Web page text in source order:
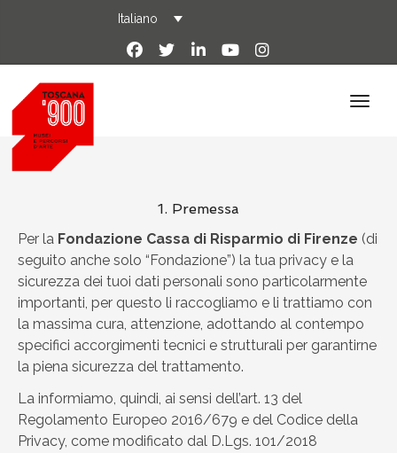
Italiano
1. Premessa
Per la Fondazione Cassa di Risparmio di Firenze (di
seguito anche solo “Fondazione”) la tua privacy e la
sicurezza dei tuoi dati personali sono particolarmente
importanti, per questo li raccogliamo e li trattiamo con
la massima cura, attenzione, adottando al contempo
specifici accorgimenti tecnici e strutturali per garantirne
la piena sicurezza del trattamento.
La informiamo, quindi, ai sensi dell’art. 13 del
Regolamento Europeo 2016/679 e del Codice della
Privacy, come modificato dal D.Lgs. 101/2018